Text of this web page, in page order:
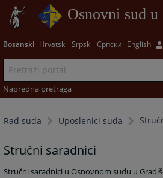
Osnovni sud
Bosanski Hrvatski Srpski Српски English
Napredna pretraga
Rad suda Uposlenici suda
Stručni saradnici
Stručni saradnici u Osnovnom sudu u